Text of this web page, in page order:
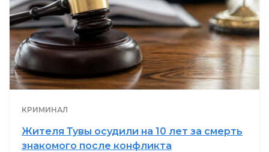
КРИМИНАЛ
Жителя Тувы осудили на 10 лет за смерть
знакомого после конфликта